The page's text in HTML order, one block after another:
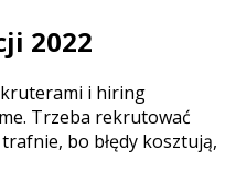
2022
i hiring
Trzeba rekrutować
bo błędy kosztują,